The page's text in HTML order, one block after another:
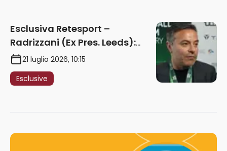
Esclusiva Retesport –
Radrizzani (Ex Pres. Leeds):
“Summerville ragazzo
speciale, in Italia con Gasp
può esplodere
21 luglio 2026, 10:15
Esclusive